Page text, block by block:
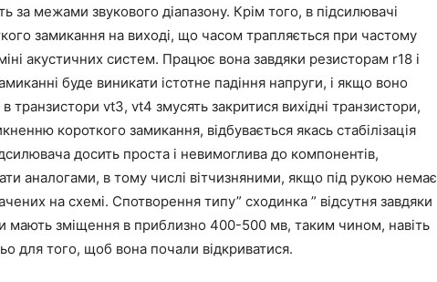
за межами звукового діапазону. Крім того, в підсилювачі
замикання на виході, що часом трапляється при частому
акустичних систем. Працює вона завдяки резисторам r18 і
буде виникати істотне падіння напруги, і якщо воно
транзистори vt3, vt4 змусять закритися вихідні транзистори,
короткого замикання, відбувається якась стабілізація
досить проста і невимоглива до компонентів,
аналогами, в тому числі вітчизняними, якщо під рукою немає
на схемі. Спотворення типу” сходинка ” відсутня завдяки
мають зміщення в приблизно 400-500 мв, таким чином, навіть
для того, щоб вона почали відкриватися.